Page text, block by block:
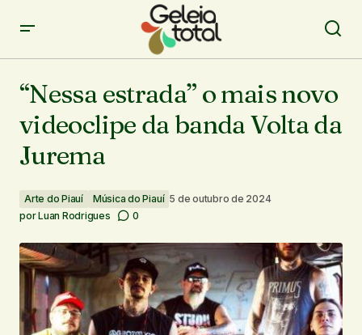
da Jurema
“Nessa estrada” o mais novo
videoclipe da banda Volta da
Jurema
Arte do Piauí Música do Piauí 5 de outubro de 2024
porLuan Rodrigues 0